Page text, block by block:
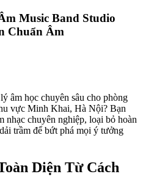
Music Band Studio
Chuẩn Âm
âm học chuyên sâu cho phòng
vực Minh Khai, Hà Nội? Bạn
nhạc chuyên nghiệp, loại bỏ hoàn
trầm để bứt phá mọi ý tưởng
Diện Từ Cách